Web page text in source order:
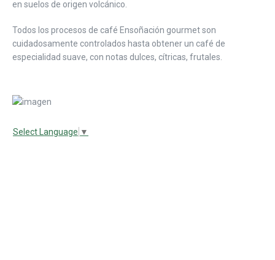
en suelos de origen volcánico.
Todos los procesos de café Ensoñación gourmet son
cuidadosamente controlados hasta obtener un café de
especialidad suave, con notas dulces, cítricas, frutales.
Select Language ▼